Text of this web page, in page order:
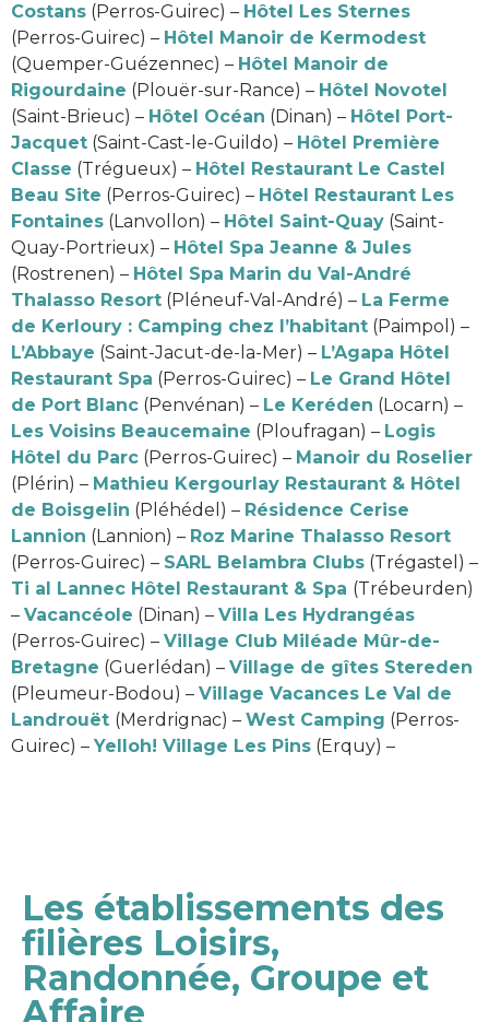
Costans (Perros-Guirec) – Hôtel Les Sternes
(Perros-Guirec) – Hôtel Manoir de Kermodest
(Quemper-Guézennec) – Hôtel Manoir de
Rigourdaine (Plouër-sur-Rance) – Hôtel Novotel
(Saint-Brieuc) – Hôtel Océan (Dinan) – Hôtel Port-
Jacquet (Saint-Cast-le-Guildo) – Hôtel Première
Classe (Trégueux) – Hôtel Restaurant Le Castel
Beau Site (Perros-Guirec) – Hôtel Restaurant Les
Fontaines (Lanvollon) – Hôtel Saint-Quay (Saint-
Quay-Portrieux) – Hôtel Spa Jeanne & Jules
(Rostrenen) – Hôtel Spa Marin du Val-André
Thalasso Resort (Pléneuf-Val-André) – La Ferme
de Kerloury : Camping chez l’habitant (Paimpol) –
L’Abbaye (Saint-Jacut-de-la-Mer) – L’Agapa Hôtel
Restaurant Spa (Perros-Guirec) – Le Grand Hôtel
de Port Blanc (Penvénan) – Le Keréden (Locarn) –
Les Voisins Beaucemaine (Ploufragan) – Logis
Hôtel du Parc (Perros-Guirec) – Manoir du Roselier
(Plérin) – Mathieu Kergourlay Restaurant & Hôtel
de Boisgelin (Pléhédel) – Résidence Cerise
Lannion (Lannion) – Roz Marine Thalasso Resort
(Perros-Guirec) – SARL Belambra Clubs (Trégastel) –
Ti al Lannec Hôtel Restaurant & Spa (Trébeurden)
– Vacancéole (Dinan) – Villa Les Hydrangéas
(Perros-Guirec) – Village Club Miléade Mûr-de-
Bretagne (Guerlédan) – Village de gîtes Stereden
(Pleumeur-Bodou) – Village Vacances Le Val de
Landrouët (Merdrignac) – West Camping (Perros-
Guirec) – Yelloh! Village Les Pins (Erquy) –
Les établissements des
filières Loisirs,
Randonnée, Groupe et
Affaire